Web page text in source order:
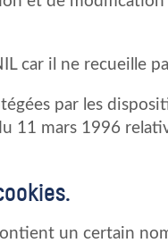
car il ne recueille
par les
11 mars 1996
un certain